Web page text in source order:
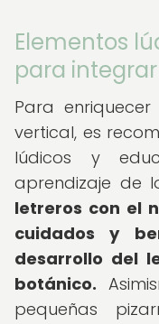
Elementos
para
Para
vertical, es
lúdicos y
aprendizaje de
letreros con el
cuidados y
desarrollo del
botánico.
pequeñas